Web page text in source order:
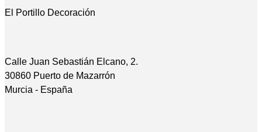
El Portillo Decoración
Calle Juan Sebastián Elcano, 2.
30860 Puerto de Mazarrón
Murcia - España